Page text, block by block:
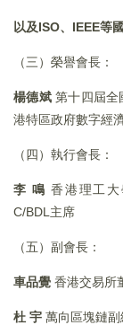
以及ISO、IEEE等
（三）榮譽會長：
楊德斌第十四屆全
港特區政府數字經
（四）執行會長：
李 鳴 香港理工大
C/BDL主席
（五）副會長：
車品覺 香港交易所
杜 宇 萬向區塊鏈副